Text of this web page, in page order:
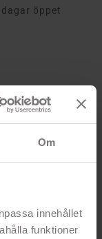
Om
innehållet
funktioner
dagar öppet